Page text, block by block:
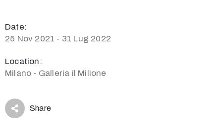
Date:
25 Nov 2021 - 31 Lug 2022
Location:
Milano - Galleria il Milione
Share